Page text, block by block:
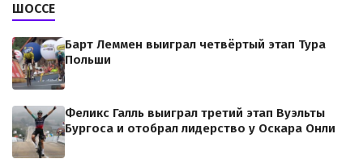
ШОССЕ
Барт Леммен выиграл четвёртый этап Тура
Польши
Феликс Галль выиграл третий этап Вуэльты
Бургоса и отобрал лидерство у Оскара Онли